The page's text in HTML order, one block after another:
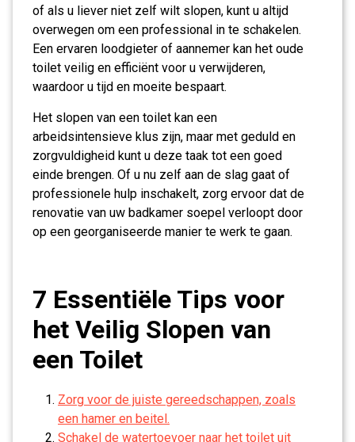
of als u liever niet zelf wilt slopen, kunt u altijd
overwegen om een professional in te schakelen.
Een ervaren loodgieter of aannemer kan het oude
toilet veilig en efficiënt voor u verwijderen,
waardoor u tijd en moeite bespaart.
Het slopen van een toilet kan een
arbeidsintensieve klus zijn, maar met geduld en
zorgvuldigheid kunt u deze taak tot een goed
einde brengen. Of u nu zelf aan de slag gaat of
professionele hulp inschakelt, zorg ervoor dat de
renovatie van uw badkamer soepel verloopt door
op een georganiseerde manier te werk te gaan.
7 Essentiële Tips voor
het Veilig Slopen van
een Toilet
Zorg voor de juiste gereedschappen, zoals
een hamer en beitel.
Schakel de watertoevoer naar het toilet uit